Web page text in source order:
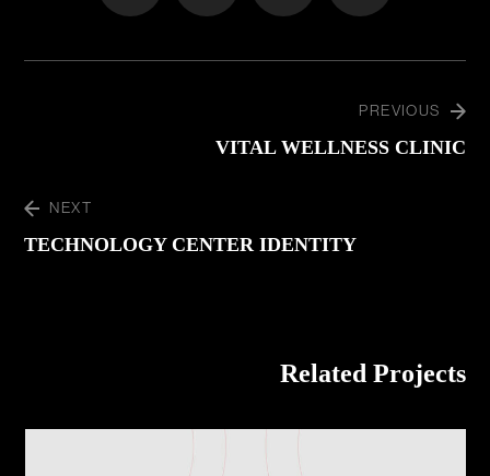
PREVIOUS
VITAL WELLNESS CLINIC
NEXT
TECHNOLOGY CENTER IDENTITY
Related Projects